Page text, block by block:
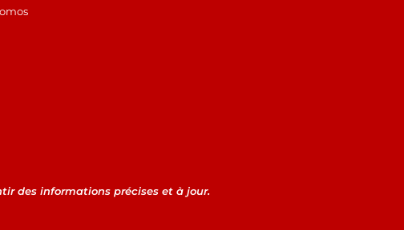
des informations précises et à jour.